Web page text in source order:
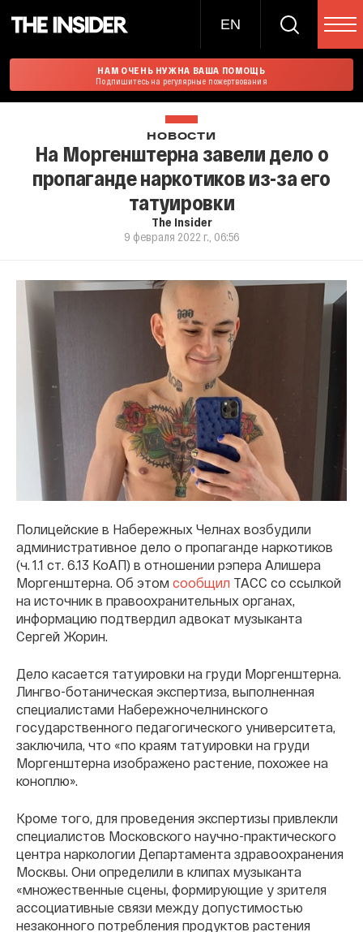
EN
НАМ ОЧЕНЬ НУЖНА ВАША ПОМОЩЬ
Подпишитесь на регулярные пожертвования
НОВОСТИ
На Моргенштерна завели дело о
пропаганде наркотиков из-за его
татуировки
The Insider
9 февраля 2022 г., 06:56
Полицейские в Набережных Челнах возбудили
административное дело о пропаганде наркотиков
(ч. 1.1 ст. 6.13 КоАП) в отношении рэпера Алишера
Моргенштерна. Об этом сообщил ТАСС со ссылкой
на источник в правоохранительных органах,
информацию подтвердил адвокат музыканта
Сергей Жорин.
Дело касается татуировки на груди Моргенштерна.
Лингво-ботаническая экспертиза, выполненная
специалистами Набережночелнинского
государственного педагогического университета,
заключила, что «по краям татуировки на груди
Моргенштерна изображено растение, похожее на
коноплю».
Кроме того, для проведения экспертизы привлекли
специалистов Московского научно-практического
центра наркологии Департамента здравоохранения
Москвы. Они определили в клипах музыканта
«множественные сцены, формирующие у зрителя
ассоциативные связи между допустимостью
незаконного потребления продуктов растения